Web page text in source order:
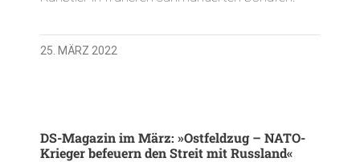
25. MÄRZ 2022
DS-Magazin im März: »Ostfeldzug – NATO-
Krieger befeuern den Streit mit Russland«